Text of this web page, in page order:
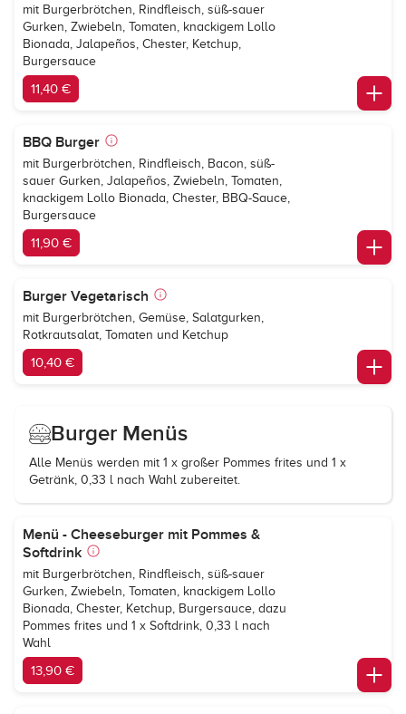
mit Burgerbrötchen, Rindfleisch, süß-sauer
Gurken, Zwiebeln, Tomaten, knackigem Lollo
Bionada, Jalapeños, Chester, Ketchup,
Burgersauce
11,40 €
BBQ Burger
mit Burgerbrötchen, Rindfleisch, Bacon, süß-
sauer Gurken, Jalapeños, Zwiebeln, Tomaten,
knackigem Lollo Bionada, Chester, BBQ-Sauce,
Burgersauce
11,90 €
Burger Vegetarisch
mit Burgerbrötchen, Gemüse, Salatgurken,
Rotkrautsalat, Tomaten und Ketchup
10,40 €
Burger Menüs
Alle Menüs werden mit 1 x großer Pommes frites und 1 x
Getränk, 0,33 l nach Wahl zubereitet.
Menü - Cheeseburger mit Pommes &
Softdrink
mit Burgerbrötchen, Rindfleisch, süß-sauer
Gurken, Zwiebeln, Tomaten, knackigem Lollo
Bionada, Chester, Ketchup, Burgersauce, dazu
Pommes frites und 1 x Softdrink, 0,33 l nach
Wahl
13,90 €